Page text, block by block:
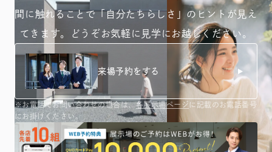
間に触れることで「自分たちらしさ」のヒントが 見え
てきます。どうぞお気軽に見学にお越しください。
来場予約をする
※お電話でお問い合わせの場合は、各展示場ページ に記載のお電話番号
にお掛けください。